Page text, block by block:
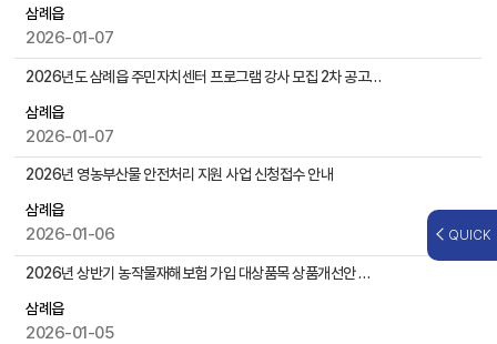
작
일
삼례읍
2026-01-07
2026년도 삼례읍 주민자치센터 프로그램 강사 모집 2차 공고(서예교실)
삼례읍
2026-01-07
2026년 영농부산물 안전처리 지원 사업 신청접수 안내
삼례읍
2026-01-06
2026년 상반기 농작물재해보험 가입 대상품목 상품개선안 의견 제출 안내
삼례읍
2026-01-05
QUICK